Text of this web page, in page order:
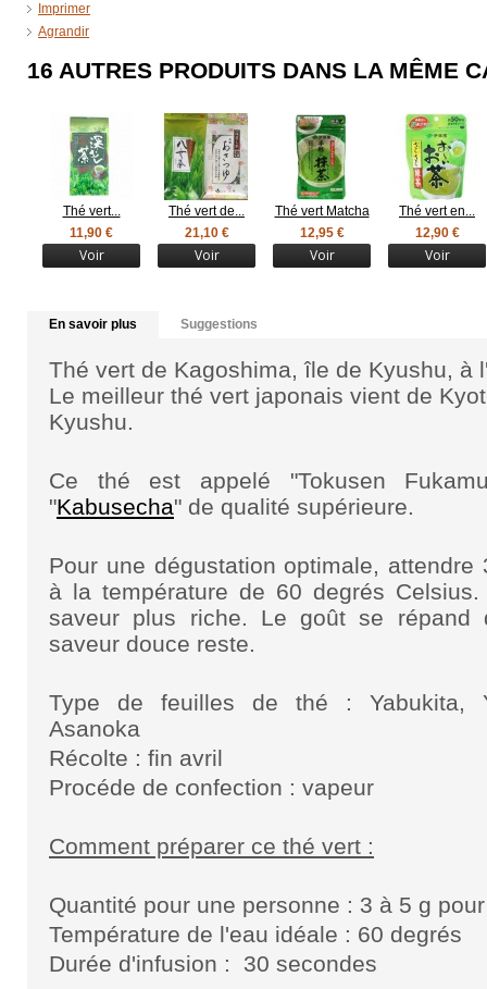
Imprimer
Agrandir
16 AUTRES PRODUITS DANS LA MÊME
Thé vert...
11,90 €
Voir
Thé vert de...
21,10 €
Voir
Thé vert Matcha
12,95 €
Voir
Thé vert en...
12,90 €
Voir
En savoir plus Suggestions
Thé vert de Kagoshima, île de Kyushu, à
Le meilleur thé vert japonais vient de
Kyushu.
Ce thé est appelé "Tokusen
"Kabusecha" de qualité supérieure.
Pour une dégustation optimale,
à la température de 60 degrés
saveur plus riche. Le goût se répand
saveur douce reste.
Type de feuilles de thé : Yabukita,
Asanoka
Récolte : fin avril
Procéde de confection : vapeur
Comment préparer ce thé vert :
Quantité pour une personne : 3 à 5 g
Température de l'eau idéale : 60 degrés
Durée d'infusion : 30 secondes